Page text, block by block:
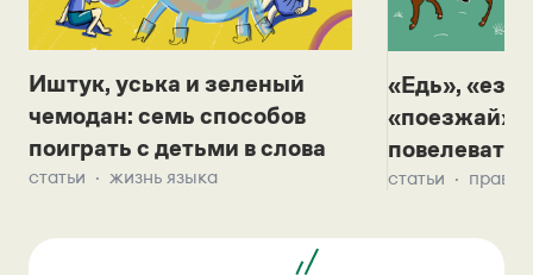
Иштук, уська и зеленый
чемодан: семь способов
поиграть с детьми в слова
статьи жизнь языка
«Едь»,
«поезжай»?
повелевать
статьи